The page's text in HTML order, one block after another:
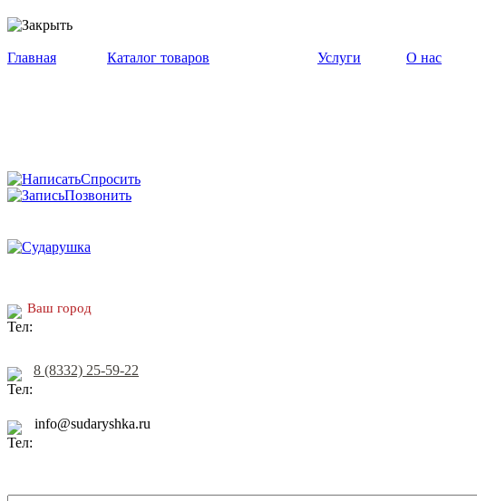
Главная Каталог товаров Услуги О нас
Спросить
Позвонить
Ваш город
8 (8332) 25-59-22
info@sudaryshka.ru